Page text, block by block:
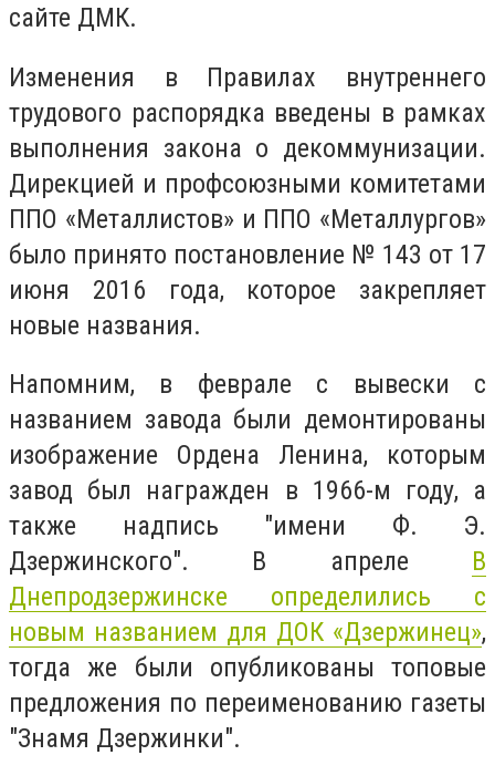
сайте ДМК.
Изменения в Правилах внутреннего
трудового распорядка введены в рамках
выполнения закона о декоммунизации.
Дирекцией и профсоюзными комитетами
ППО «Металлистов» и ППО «Металлургов»
было принято постановление № 143 от 17
июня 2016 года, которое закрепляет
новые названия.
Напомним, в феврале с вывески с
названием завода были демонтированы
изображение Ордена Ленина, которым
завод был награжден в 1966-м году, а
также надпись "имени Ф. Э.
Дзержинского". В апреле В
Днепродзержинске определились с
новым названием для ДОК «Дзержинец»,
тогда же были опубликованы топовые
предложения по переименованию газеты
"Знамя Дзержинки".